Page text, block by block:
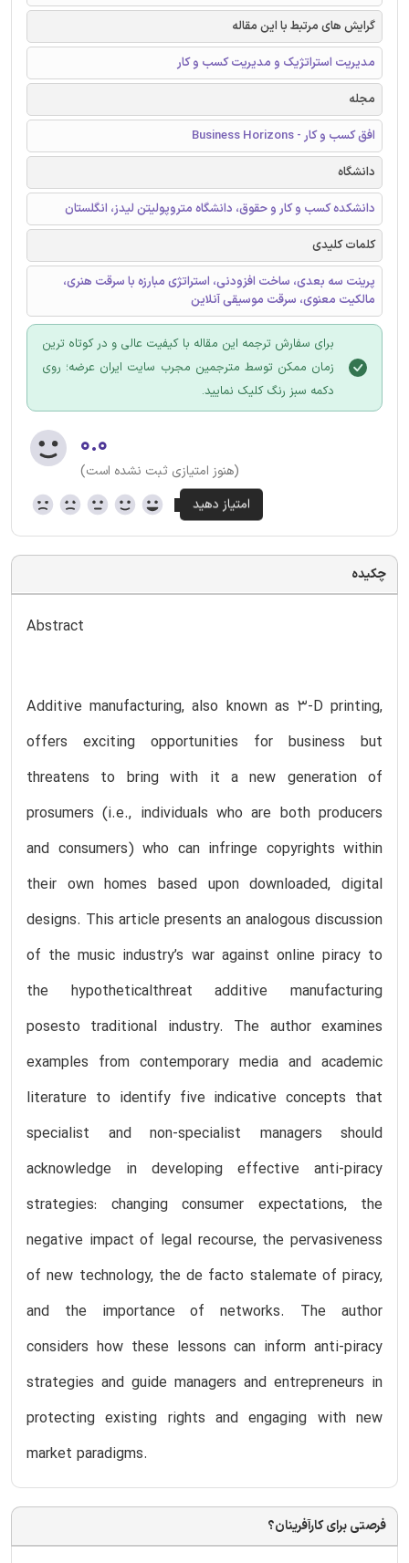
گرایش های مرتبط با این مقاله
مدیریت استراتژیک و مدیریت کسب و کار
مجله
افق کسب و کار - Business Horizons
دانشگاه
دانشکده کسب و کار و حقوق، دانشگاه متروپولیتن لیدز، انگلستان
کلمات کلیدی
پرینت سه بعدی، ساخت افزودنی، استراتژی مبارزه با سرقت هنری،
مالکیت معنوی، سرقت موسیقی آنلاین
برای سفارش ترجمه این مقاله با کیفیت عالی و در کوتاه ترین
زمان ممکن توسط مترجمین مجرب سایت ایران عرضه؛ روی
دکمه سبز رنگ کلیک نمایید.
۰.۰
(هنوز امتیازی ثبت نشده است)
چکیده
Abstract
Additive manufacturing, also known as 3-D printing,
offers exciting opportunities for business but
threatens to bring with it a new generation of
prosumers (i.e., individuals who are both producers
and consumers) who can infringe copyrights within
their own homes based upon downloaded, digital
designs. This article presents an analogous discussion
of the music industry’s war against online piracy to
the hypotheticalthreat additive manufacturing
posesto traditional industry. The author examines
examples from contemporary media and academic
literature to identify five indicative concepts that
specialist and non-specialist managers should
acknowledge in developing effective anti-piracy
strategies: changing consumer expectations, the
negative impact of legal recourse, the pervasiveness
of new technology, the de facto stalemate of piracy,
and the importance of networks. The author
considers how these lessons can inform anti-piracy
strategies and guide managers and entrepreneurs in
protecting existing rights and engaging with new
market paradigms.
فرصتی برای کارآفرینان؟